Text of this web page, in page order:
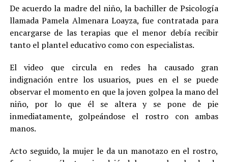
De acuerdo la madre del niño, la bachiller de Psicología
llamada Pamela Almenara Loayza, fue contratada para
encargarse de las terapias que el menor debía recibir
tanto el plantel educativo como con especialistas.
El video que circula en redes ha causado gran
indignación entre los usuarios, pues en el se puede
observar el momento en que la joven golpea la mano del
niño, por lo que él se altera y se pone de pie
inmediatamente, golpeándose el rostro con ambas
manos.
Acto seguido, la mujer le da un manotazo en el rostro,